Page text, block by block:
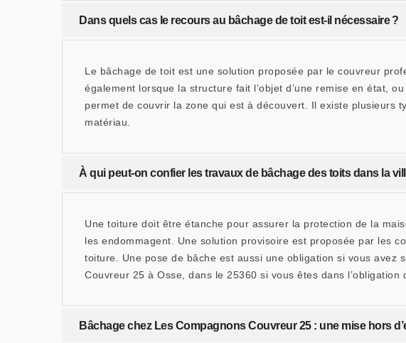
Dans quels cas le recours au bâchage de toit est-il nécessaire ?
Le bâchage de toit est une solution proposée par le couvreur
également lorsque la structure fait l’objet d’une remise en état,
permet de couvrir la zone qui est à découvert. Il existe plusieurs
matériau.
À qui peut-on confier les travaux de bâchage des toits dans la
Une toiture doit être étanche pour assurer la protection de la
les endommagent. Une solution provisoire est proposée par les
toiture. Une pose de bâche est aussi une obligation si vous avez
Couvreur 25 à Osse, dans le 25360 si vous êtes dans l’obligation
Bâchage chez Les Compagnons Couvreur 25 : une mise hors